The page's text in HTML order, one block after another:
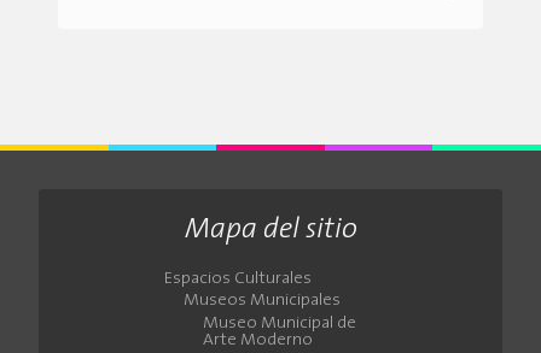
Mapa del sitio
Espacios Culturales
Museos Municipales
Museo Municipal de
Arte Moderno